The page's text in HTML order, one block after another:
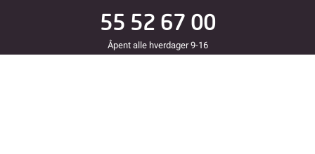
55 52 67 00
Åpent alle hverdager 9-16